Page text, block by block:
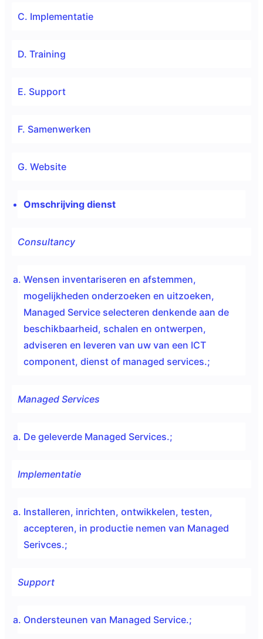
C. Implementatie
D. Training
E. Support
F. Samenwerken
G. Website
Omschrijving dienst
Consultancy
Wensen inventariseren en afstemmen,
mogelijkheden onderzoeken en uitzoeken,
Managed Service selecteren denkende aan de
beschikbaarheid, schalen en ontwerpen,
adviseren en leveren van uw van een ICT
component, dienst of managed services.;
Managed Services
De geleverde Managed Services.;
Implementatie
Installeren, inrichten, ontwikkelen, testen,
accepteren, in productie nemen van Managed
Serivces.;
Support
Ondersteunen van Managed Service.;